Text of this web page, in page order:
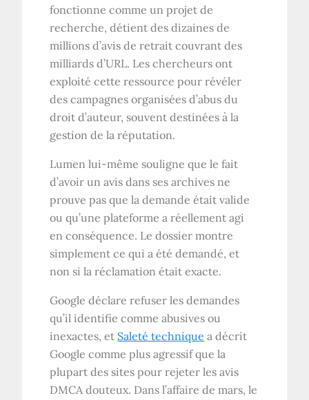
fonctionne comme un projet de
recherche, détient des dizaines de
millions d’avis de retrait couvrant des
milliards d’URL. Les chercheurs ont
exploité cette ressource pour révéler
des campagnes organisées d’abus du
droit d’auteur, souvent destinées à la
gestion de la réputation.
Lumen lui-même souligne que le fait
d’avoir un avis dans ses archives ne
prouve pas que la demande était valide
ou qu’une plateforme a réellement agi
en conséquence. Le dossier montre
simplement ce qui a été demandé, et
non si la réclamation était exacte.
Google déclare refuser les demandes
qu’il identifie comme abusives ou
inexactes, et Saleté technique a décrit
Google comme plus agressif que la
plupart des sites pour rejeter les avis
DMCA douteux. Dans l’affaire de mars, le